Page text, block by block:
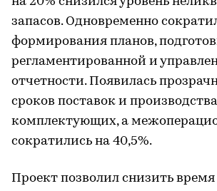
запасов. Одновременно
формирования планов,
регламентированной и
отчетности. Появилась
сроков поставок и производства
комплектующих, а
сократились на 40,5%.
Проект позволил снизить